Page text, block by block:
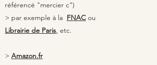
référencé "mercier c")
> par exemple à la FNAC ou
Librairie de Paris, etc.
> Amazon.fr